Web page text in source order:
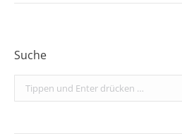
Suche
Search: